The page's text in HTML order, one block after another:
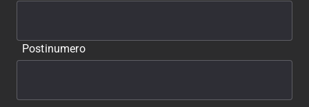
Postinumero